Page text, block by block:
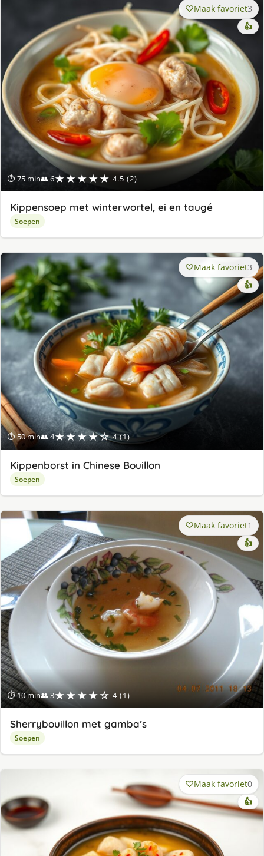
⏱ 75 min👥 6★★★★★ 4.5 (2)
Maak favoriet3
👍
Kippensoep met winterwortel, ei en taugé
Soepen
⏱ 50 min👥 4★★★★☆ 4 (1)
Maak favoriet3
👍
Kippenborst in Chinese Bouillon
Soepen
⏱ 10 min👥 3★★★★☆ 4 (1)
Maak favoriet1
👍
Sherrybouillon met gamba’s
Soepen
Maak favoriet0
👍